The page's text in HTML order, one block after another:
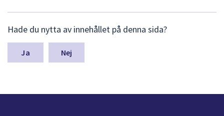
ä
m
a
n
Hade du nytta av innehållet på denna sida?
Nej